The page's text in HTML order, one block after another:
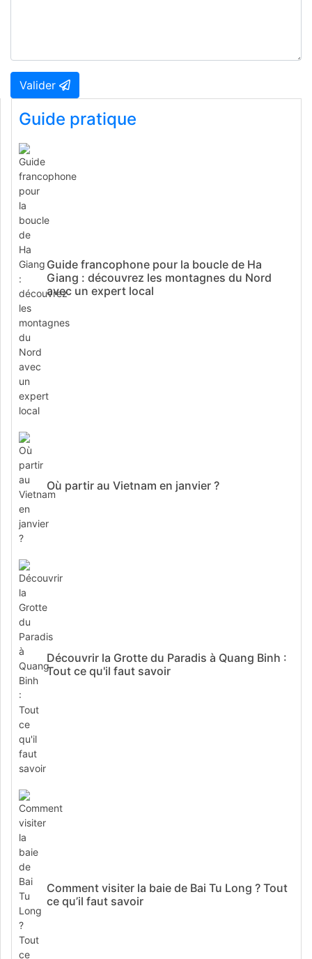
Valider
Guide pratique
Guide francophone pour la boucle de Ha
Giang : découvrez les montagnes du Nord
avec un expert local
Où partir au Vietnam en janvier ?
Découvrir la Grotte du Paradis à Quang Binh :
Tout ce qu'il faut savoir
Comment visiter la baie de Bai Tu Long ? Tout
ce qu’il faut savoir